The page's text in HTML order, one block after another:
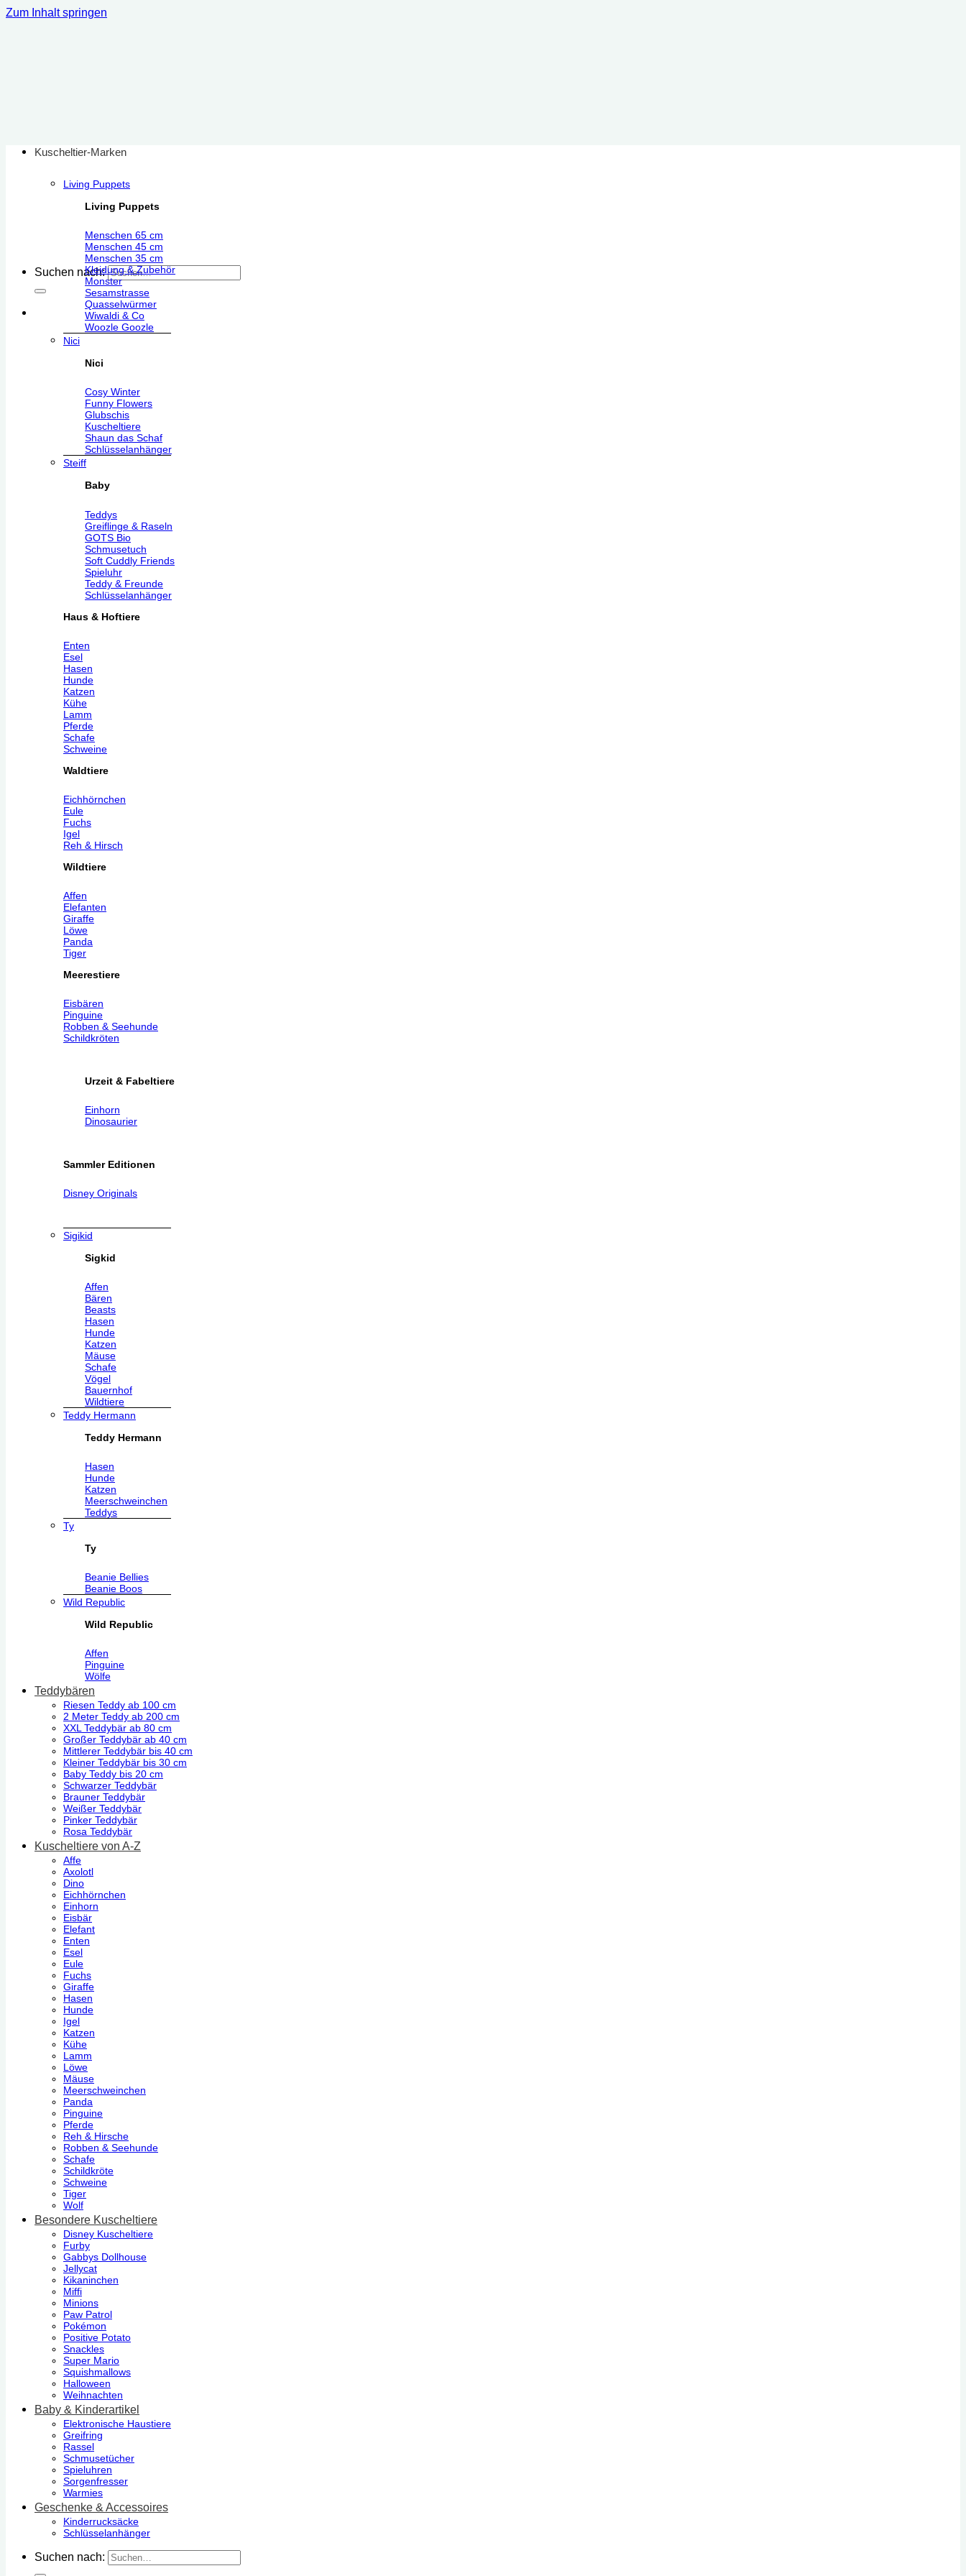
Zum Inhalt springen
Suchen nach:
Kuscheltier-Marken
Living Puppets
Living Puppets
Menschen 65 cm
Menschen 45 cm
Menschen 35 cm
Kleidung & Zubehör
Monster
Sesamstrasse
Quasselwürmer
Wiwaldi & Co
Woozle Goozle
Nici
Nici
Cosy Winter
Funny Flowers
Glubschis
Kuscheltiere
Shaun das Schaf
Schlüsselanhänger
Steiff
Baby
Teddys
Greiflinge & Raseln
GOTS Bio
Schmusetuch
Soft Cuddly Friends
Spieluhr
Teddy & Freunde
Schlüsselanhänger
Haus & Hoftiere
Enten
Esel
Hasen
Hunde
Katzen
Kühe
Lamm
Pferde
Schafe
Schweine
Waldtiere
Eichhörnchen
Eule
Fuchs
Igel
Reh & Hirsch
Wildtiere
Affen
Elefanten
Giraffe
Löwe
Panda
Tiger
Meerestiere
Eisbären
Pinguine
Robben & Seehunde
Schildkröten
Urzeit & Fabeltiere
Einhorn
Dinosaurier
Sammler Editionen
Disney Originals
Sigikid
Sigkid
Affen
Bären
Beasts
Hasen
Hunde
Katzen
Mäuse
Schafe
Vögel
Bauernhof
Wildtiere
Teddy Hermann
Teddy Hermann
Hasen
Hunde
Katzen
Meerschweinchen
Teddys
Ty
Ty
Beanie Bellies
Beanie Boos
Wild Republic
Wild Republic
Affen
Pinguine
Wölfe
Teddybären
Riesen Teddy ab 100 cm
2 Meter Teddy ab 200 cm
XXL Teddybär ab 80 cm
Großer Teddybär ab 40 cm
Mittlerer Teddybär bis 40 cm
Kleiner Teddybär bis 30 cm
Baby Teddy bis 20 cm
Schwarzer Teddybär
Brauner Teddybär
Weißer Teddybär
Pinker Teddybär
Rosa Teddybär
Kuscheltiere von A-Z
Affe
Axolotl
Dino
Eichhörnchen
Einhorn
Eisbär
Elefant
Enten
Esel
Eule
Fuchs
Giraffe
Hasen
Hunde
Igel
Katzen
Kühe
Lamm
Löwe
Mäuse
Meerschweinchen
Panda
Pinguine
Pferde
Reh & Hirsche
Robben & Seehunde
Schafe
Schildkröte
Schweine
Tiger
Wolf
Besondere Kuscheltiere
Disney Kuscheltiere
Furby
Gabbys Dollhouse
Jellycat
Kikaninchen
Miffi
Minions
Paw Patrol
Pokémon
Positive Potato
Snackles
Super Mario
Squishmallows
Halloween
Weihnachten
Baby & Kinderartikel
Elektronische Haustiere
Greifring
Rassel
Schmusetücher
Spieluhren
Sorgenfresser
Warmies
Geschenke & Accessoires
Kinderrucksäcke
Schlüsselanhänger
Suchen nach: